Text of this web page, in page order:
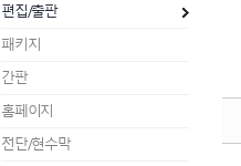
편집/출판
패키지
간판
홈페이지
전단/현수막